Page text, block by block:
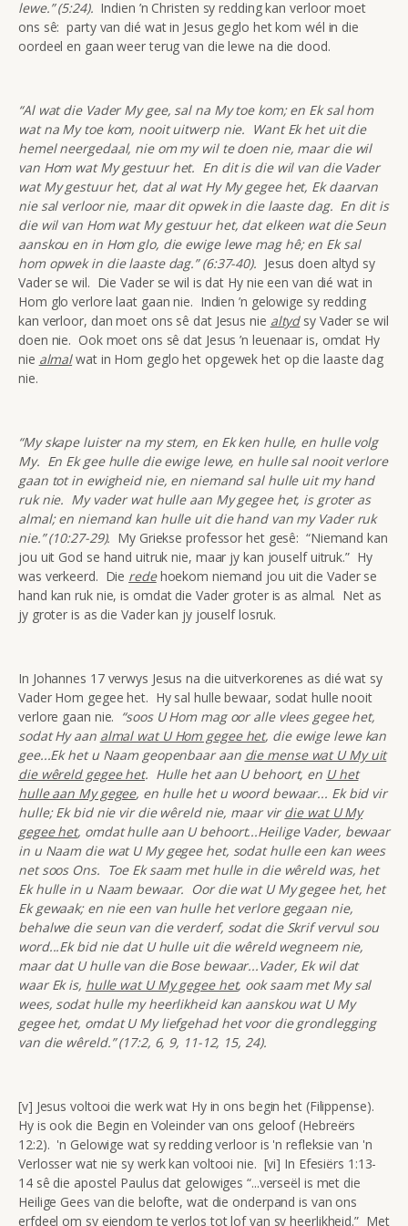
lewe.” (5:24). Indien ’n Christen sy redding kan verloor moet
ons sê: party van dié wat in Jesus geglo het kom wél in die
oordeel en gaan weer terug van die lewe na die dood.
“Al wat die Vader My gee, sal na My toe kom; en Ek sal hom
wat na My toe kom, nooit uitwerp nie. Want Ek het uit die
hemel neergedaal, nie om my wil te doen nie, maar die wil
van Hom wat My gestuur het. En dit is die wil van die Vader
wat My gestuur het, dat al wat Hy My gegee het, Ek daarvan
nie sal verloor nie, maar dit opwek in die laaste dag. En dit is
die wil van Hom wat My gestuur het, dat elkeen wat die Seun
aanskou en in Hom glo, die ewige lewe mag hê; en Ek sal
hom opwek in die laaste dag.” (6:37-40). Jesus doen altyd sy
Vader se wil. Die Vader se wil is dat Hy nie een van dié wat in
Hom glo verlore laat gaan nie. Indien ’n gelowige sy redding
kan verloor, dan moet ons sê dat Jesus nie altydsy Vader se wil
doen nie. Ook moet ons sê dat Jesus ’n leuenaar is, omdat Hy
nie almalwat in Hom geglo het opgewek het op die laaste dag
nie.
“My skape luister na my stem, en Ek ken hulle, en hulle volg
My. En Ek gee hulle die ewige lewe, en hulle sal nooit verlore
gaan tot in ewigheid nie, en niemand sal hulle uit my hand
ruk nie. My vader wat hulle aan My gegee het, is groter as
almal; en niemand kan hulle uit die hand van my Vader ruk
nie.” (10:27-29). My Griekse professor het gesê: “Niemand kan
jou uit God se hand uitruk nie, maar jy kan jouself uitruk.” Hy
was verkeerd. Die redehoekom niemand jou uit die Vader se
hand kan ruk nie, is omdat die Vader groter is as almal. Net as
jy groter is as die Vader kan jy jouself losruk.
In Johannes 17 verwys Jesus na die uitverkorenes as dié wat sy
Vader Hom gegee het. Hy sal hulle bewaar, sodat hulle nooit
verlore gaan nie. “soos U Hom mag oor alle vlees gegee het,
sodat Hy aan almal wat U Hom gegee het, die ewige lewe kan
gee...Ek het u Naam geopenbaar aan die mense wat U My uit
die wêreld gegee het. Hulle het aan U behoort, en U het
hulle aan My gegee, en hulle het u woord bewaar... Ek bid vir
hulle; Ek bid nie vir die wêreld nie, maar virdie wat U My
gegee het, omdat hulle aan U behoort...Heilige Vader, bewaar
in u Naam die wat U My gegee het, sodat hulle een kan wees
net soos Ons. Toe Ek saam met hulle in die wêreld was, het
Ek hulle in u Naam bewaar. Oor die wat U My gegee het, het
Ek gewaak; en nie een van hulle het verlore gegaan nie,
behalwe die seun van die verderf, sodat die Skrif vervul sou
word...Ek bid nie dat U hulle uit die wêreld wegneem nie,
maar dat U hulle van die Bose bewaar...Vader, Ek wil dat
waar Ek is, hulle wat U My gegee het, ook saam met My sal
wees, sodat hulle my heerlikheid kan aanskou wat U My
gegee het, omdat U My liefgehad het voor die grondlegging
van die wêreld.” (17:2, 6, 9, 11-12, 15, 24).
[v] Jesus voltooi die werk wat Hy in ons begin het (Filippense).
Hy is ook die Begin en Voleinder van ons geloof (Hebreërs
12:2). 'n Gelowige wat sy redding verloor is 'n refleksie van 'n
Verlosser wat nie sy werk kan voltooi nie. [vi] In Efesiërs 1:13-
14 sê die apostel Paulus dat gelowiges “...verseël is met die
Heilige Gees van die belofte, wat die onderpand is van ons
erfdeel om sy eiendom te verlos tot lof van sy heerlikheid.” Met